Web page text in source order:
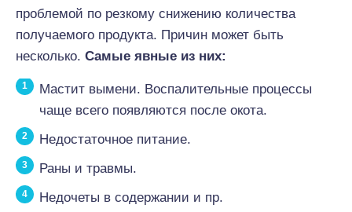
проблемой по резкому снижению количества
получаемого продукта. Причин может быть
несколько. Самые явные из них:
Мастит вымени. Воспалительные процессы
чаще всего появляются после окота.
Недостаточное питание.
Раны и травмы.
Недочеты в содержании и пр.